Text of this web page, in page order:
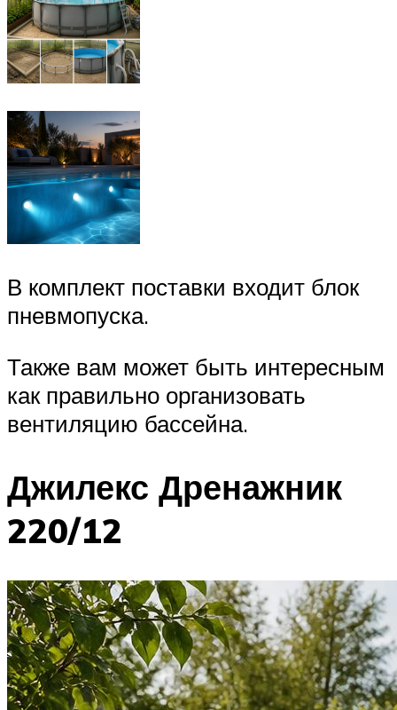
В комплект поставки входит блок
пневмопуска.
Также вам может быть интересным
как правильно организовать
вентиляцию бассейна.
Джилекс Дренажник
220/12